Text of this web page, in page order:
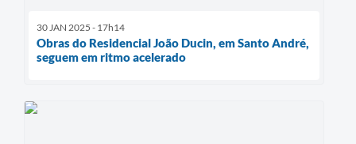
30 JAN 2025 - 17h14
Obras do Residencial João Ducin, em Santo André,
seguem em ritmo acelerado